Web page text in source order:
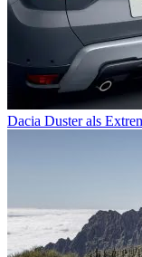
Dacia Duster als